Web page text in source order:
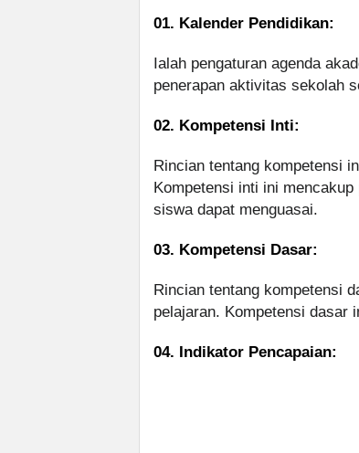
01. Kalender Pendidikan:
Ialah pengaturan agenda
penerapan aktivitas sekolah
02. Kompetensi Inti:
Rincian tentang kompetensi
Kompetensi inti ini
siswa dapat menguasai.
03. Kompetensi Dasar:
Rincian tentang kompetensi
pelajaran. Kompetensi dasar
04. Indikator Pencapaian: